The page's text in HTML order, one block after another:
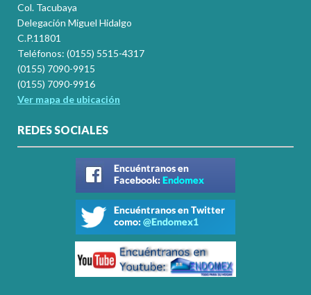
Col. Tacubaya
Delegación Miguel Hidalgo
C.P.11801
Teléfonos: (0155) 5515-4317
(0155) 7090-9915
(0155) 7090-9916
Ver mapa de ubicación
REDES SOCIALES